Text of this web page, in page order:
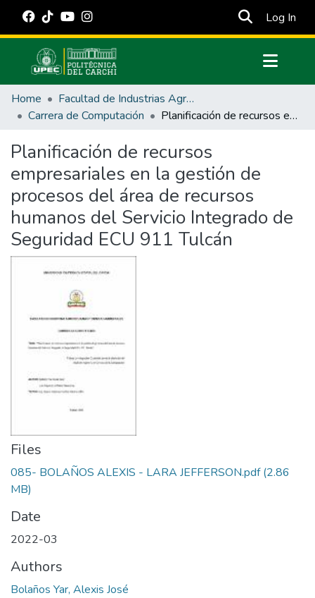
Log In
Communities & Collections
All of DSpace
Estadísticas Externas
Manuales
Home
Facultad de Industrias Agropecuarias y Ciencias Ambientales
Carrera de Computación
Planificación de recursos empresariales en la gestión de procesos del área de recursos humanos del Servicio Integrado de Seguridad ECU 911 Tulcán
Planificación de recursos
empresariales en la gestión de
procesos del área de recursos
humanos del Servicio Integrado de
Seguridad ECU 911 Tulcán
Files
085- BOLAÑOS ALEXIS - LARA JEFFERSON.pdf(2.86
MB)
Date
2022-03
Authors
Bolaños Yar, Alexis José